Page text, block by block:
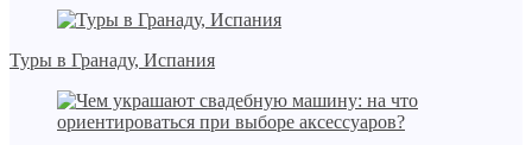
Туры в Гранаду, Испания